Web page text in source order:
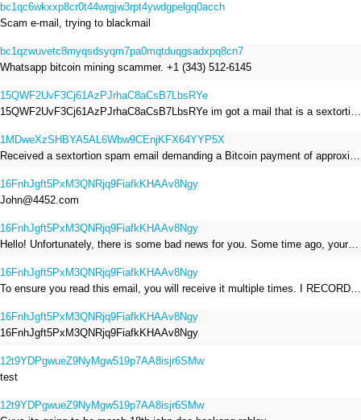
bc1qc6wkxxp8cr0t44wrgjw3rpt4ywdgpelgq0acch
Scam e-mail, trying to blackmail
bc1qzwuvetc8myqsdsyqm7pa0mqtduqgsadxpq8cn7
Whatsapp bitcoin mining scammer. +1 (343) 512-6145
15QWF2UvF3Cj61AzPJrhaC8aCsB7LbsRYe
15QWF2UvF3Cj61AzPJrhaC8aCsB7LbsRYe im got a mail that is a sextortion spam , he saying im have a R.A.T and need to pay 800$
1MDweXzSHBYA5AL6Wbw9CEnjKFX64YYP5X
Received a sextortion spam email demanding a Bitcoin payment of approximately JPY 200,000. The sender falsely claimed to have hacked my devices, recorded me through my webcam, and threatened to release videos unless I paid. This Bitcoin address was provided as the payment address. No payment was made.
16FnhJgft5PxM3QNRjq9FiafkKHAAv8Ngy
John@4452.com
16FnhJgft5PxM3QNRjq9FiafkKHAAv8Ngy
Hello! Unfortunately, there is some bad news for you. Some time ago, your device was infected with my private Trojan, R.A.T. (Remote Administration Tool). If you want to find out more about it, simply use Google. My Trojan allowed me to access your files, accounts, and your camera. Check the sender of this email; I have sent it from your email account. I RECORDED YOU MASTURBATING THROUGH YOUR CAMERA! If you still doubt my serious intentions, it only takes a couple of mouse clicks to share the video of you masturbating with your family, friends, relatives, all email contacts, on social networks, and the darknet. After that, I removed my malware to leave no traces. To ensure you read this email, you will receive it multiple times. All you need is $1400 USD in Bitcoin (BTC), transferred to my wallet address. After the transaction is successful, I will proceed to delete everything. You can purchase Bitcoin (BTC) from reputable exchanges here: http://www.coinbase.com - Payment options: Credit/Debit Cards, Bank Transfers, PayPal (in some regions). http://www.binance.com - Payment options: Credit/Debit Cards, Bank Transfers, P2P trading, third-party payment providers, and gift cards. http://www.bitrefill.com - Payment options: Paysafecard, credit/debit cards, crypto, bank transfer, and other gift cards. http://www.crypto.com - Payment options: Credit/Debit Cards, Bank Transfers, Apple Pay, Google Pay, and more. http://www.etoro.com - Payment options: Credit/Debit Cards, Bank Transfers, PayPal. Alternatively, simply Google for other exchanges. Once purchased, you can send the Bitcoin (BTC) directly to my wallet address or use a wallet application such as Atomic Wallet or Exodus Wallet to manage your transactions. My Bitcoin (BTC) wallet address is: 16FnhJgft5PxM3QNRjq9FiafkKHAAv8Ngy Yes, that's how the wallet address looks. Copy and paste my wallet address; it's case-sensitive. A piece of advice from me: regularly change all your passwords and update your device with the latest security patches.
16FnhJgft5PxM3QNRjq9FiafkKHAAv8Ngy
To ensure you read this email, you will receive it multiple times. I RECORDED YOU MASTURBATING THROUGH YOUR CAMERA! After that, I removed my malware to leave no traces. If you still doubt my serious intentions, it only takes a couple of mouse clicks to share the video of you masturbating with your family, friends, relatives, all email contacts, on social networks, and the darknet. All you need is $800 USD in Bitcoin (BTC), transferred to my wallet address. After the transaction is successful, I will proceed to delete everything. You can purchase Bitcoin (BTC) from reputable exchanges here: http://www.coinbase.com - Payment options: Credit/Debit Cards, Bank Transfers, PayPal (in some regions). http://www.binance.com - Payment options: Credit/Debit Cards, Bank Transfers, P2P trading, third-party payment providers, and gift cards. http://www.bitrefill.com - Payment options: Paysafecard, credit/debit cards, crypto, bank transfer, and other gift cards. http://www.crypto.com - Payment options: Credit/Debit Cards, Bank Transfers, Apple Pay, Google Pay, and more. http://www.etoro.com - Payment options: Credit/Debit Cards, Bank Transfers, PayPal. Alternatively, simply Google for other exchanges. Once purchased, you can send the Bitcoin (BTC) directly to my wallet address or use a wallet application such as Atomic Wallet or Exodus Wallet to manage your transactions. My Bitcoin (BTC) wallet address is: 16FnhJgft5PxM3QNRjq9FiafkKHAAv8Ngy
16FnhJgft5PxM3QNRjq9FiafkKHAAv8Ngy
16FnhJgft5PxM3QNRjq9FiafkKHAAv8Ngy
12t9YDPgwueZ9NyMgw519p7AA8isjr6SMw
test
12t9YDPgwueZ9NyMgw519p7AA8isjr6SMw